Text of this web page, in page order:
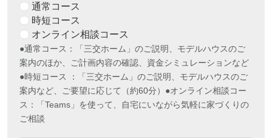
通常コース
時短コース
オンライン相談コース
●通常コース：「三交ホーム」のご説明、モデルハウスのご
案内のほか、ご計画内容の確認、資金シミュレーションなど
●時短コース ：「三交ホーム」のご説明、モデルハウスのご
案内など、ご要望に応じて（約60分）●オンライン相談コー
ス：「Teams」を使って、自宅にいながら気軽に家づくりの
ご相談